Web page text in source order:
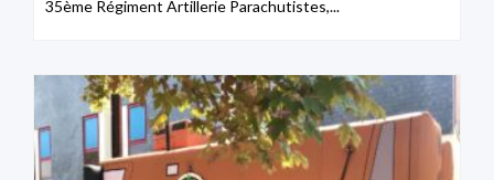
35ème Régiment Artillerie Parachutistes,...